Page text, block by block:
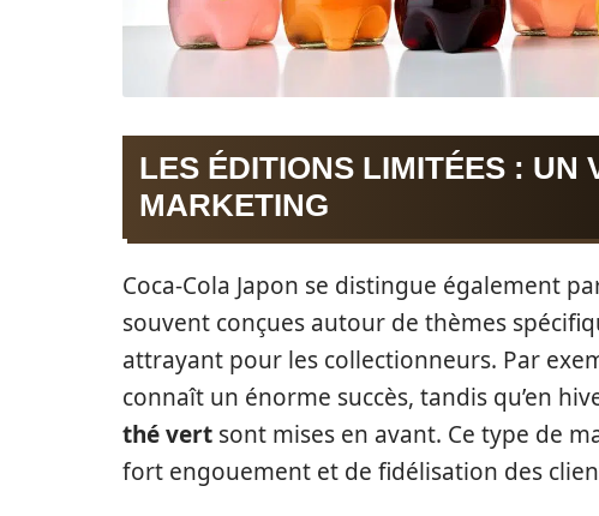
LES ÉDITIONS LIMITÉES : UN
MARKETING
Coca-Cola Japon se distingue également
souvent conçues autour de thèmes
attrayant pour les collectionneurs. Par
connaît un énorme succès, tandis qu’en
thé vert sont mises en avant. Ce type de
fort engouement et de fidélisation des